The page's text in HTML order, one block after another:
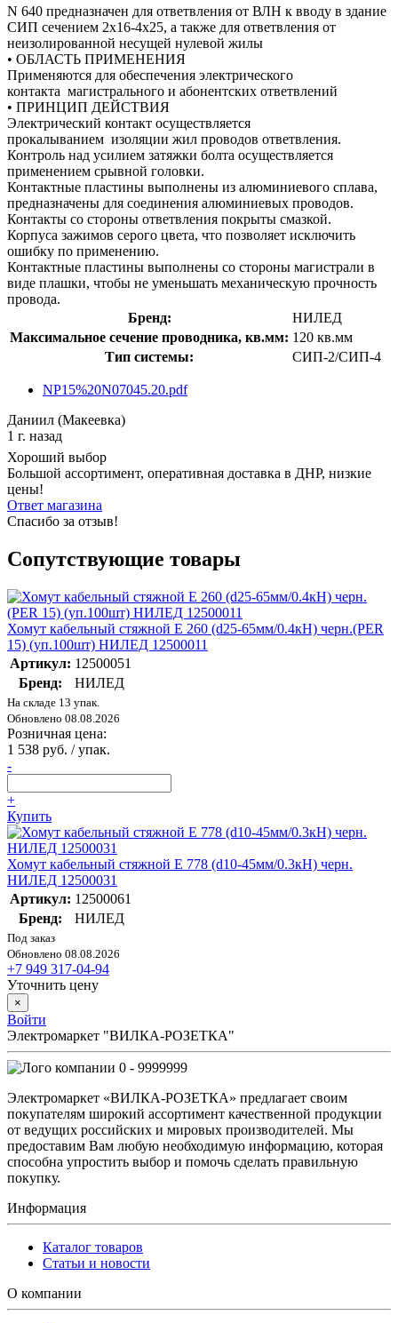
N 640 предназначен для ответвления от ВЛН к вводу в здание
СИП сечением 2x16-4x25, а также для ответвления от
неизолированной несущей нулевой жилы
• ОБЛАСТЬ ПРИМЕНЕНИЯ
Применяются для обеспечения электрического
контакта магистрального и абонентских ответвлений
• ПРИНЦИП ДЕЙСТВИЯ
Электрический контакт осуществляется
прокалыванием изоляции жил проводов ответвления.
Контроль над усилием затяжки болта осуществляется
применением срывной головки.
Контактные пластины выполнены из алюминиевого сплава,
предназначены для соединения алюминиевых проводов.
Контакты со стороны ответвления покрыты смазкой.
Корпуса зажимов серого цвета, что позволяет исключить
ошибку по применению.
Контактные пластины выполнены со стороны магистрали в
виде плашки, чтобы не уменьшать механическую прочность
провода.
Бренд:
НИЛЕД
Максимальное сечение проводника, кв.мм: 120 кв.мм
Тип системы:
СИП-2/СИП-4
NP15%20N07045.20.pdf
Даниил (Макеевка)
1 г. назад
Хороший выбор
Большой ассортимент, оперативная доставка в ДНР, низкие
цены!
Ответ магазина
Спасибо за отзыв!
Сопутствующие товары
Хомут кабельный стяжной E 260 (d25-65мм/0.4кН) черн.(PER
15) (уп.100шт) НИЛЕД 12500011
Артикул: 12500051
Бренд:
НИЛЕД
На складе 13 упак.
Обновлено 08.08.2026
Розничная цена:
1 538 руб. / упак.
-
+
Купить
Хомут кабельный стяжной E 778 (d10-45мм/0.3кН) черн.
НИЛЕД 12500031
Артикул: 12500061
Бренд:
НИЛЕД
Под заказ
Обновлено 08.08.2026
+7 949 317-04-94
Уточнить цену
×
Войти
Электромаркет "ВИЛКА-РОЗЕТКА"
0 - 9999999
Электромаркет «ВИЛКА-РОЗЕТКА» предлагает своим
покупателям широкий ассортимент качественной продукции
от ведущих российских и мировых производителей. Мы
предоставим Вам любую необходимую информацию, которая
способна упростить выбор и помочь сделать правильную
покупку.
Информация
Каталог товаров
Статьи и новости
О компании